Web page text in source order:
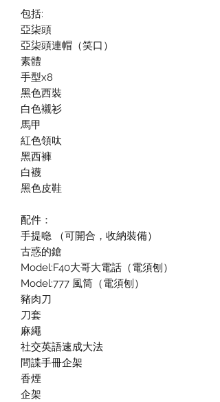
包括:
亞柒頭
亞柒頭連帽（笑口）
素體
手型x8
黑色西裝
白色襯衫
馬甲
紅色領呔
黑西褲
白襪
黑色皮鞋
配件：
手提喼 （可開合，收納裝備）
古惑的鎗
Model:F40大哥大電話（電須刨）
Model:777 風筒（電須刨）
豬肉刀
刀套
麻繩
社交英語速成大法
間諜手冊企架
香煙
企架